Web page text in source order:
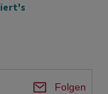
Folgen